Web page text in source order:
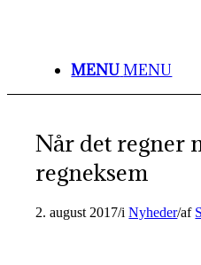
MENU MENU
Når det regner
regneksem
2. august 2017/iNyheder/af